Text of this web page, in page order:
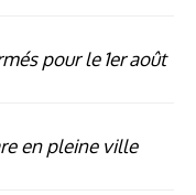
pour le 1er août
en pleine ville